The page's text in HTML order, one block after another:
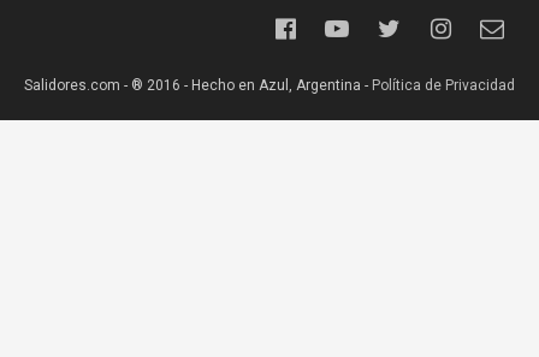
Salidores.com - ® 2016 - Hecho en Azul, Argentina - Política de Privacidad